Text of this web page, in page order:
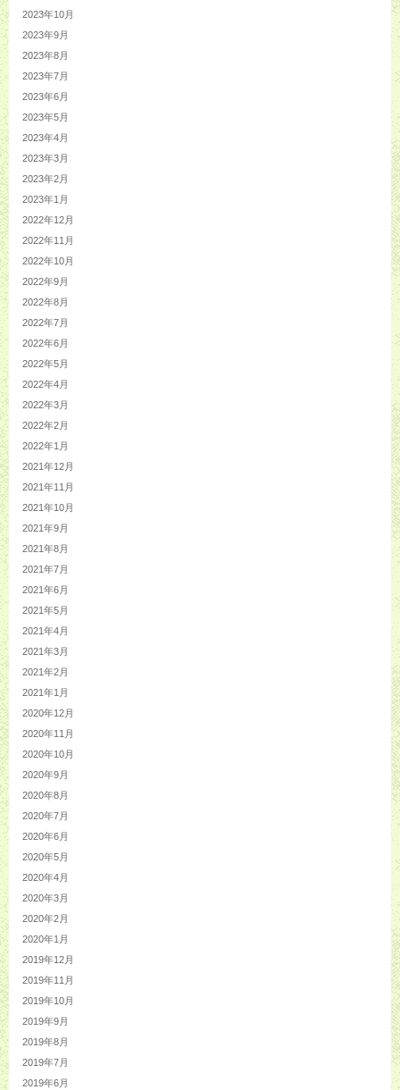
2023年10月
2023年9月
2023年8月
2023年7月
2023年6月
2023年5月
2023年4月
2023年3月
2023年2月
2023年1月
2022年12月
2022年11月
2022年10月
2022年9月
2022年8月
2022年7月
2022年6月
2022年5月
2022年4月
2022年3月
2022年2月
2022年1月
2021年12月
2021年11月
2021年10月
2021年9月
2021年8月
2021年7月
2021年6月
2021年5月
2021年4月
2021年3月
2021年2月
2021年1月
2020年12月
2020年11月
2020年10月
2020年9月
2020年8月
2020年7月
2020年6月
2020年5月
2020年4月
2020年3月
2020年2月
2020年1月
2019年12月
2019年11月
2019年10月
2019年9月
2019年8月
2019年7月
2019年6月